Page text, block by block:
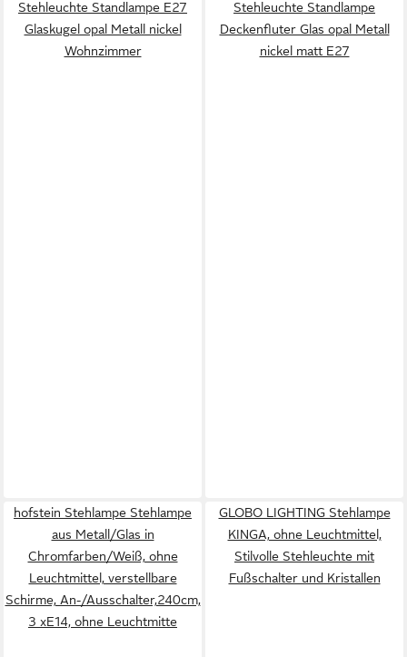
Stehleuchte Standlampe E27
Glaskugel opal Metall nickel
Wohnzimmer
Stehleuchte Standlampe
Deckenfluter Glas opal Metall
nickel matt E27
hofstein Stehlampe Stehlampe
aus Metall/Glas in
Chromfarben/Weiß, ohne
Leuchtmittel, verstellbare
Schirme, An-/Ausschalter,240cm,
3 xE14, ohne Leuchtmitte
GLOBO LIGHTING Stehlampe
KINGA, ohne Leuchtmittel,
Stilvolle Stehleuchte mit
Fußschalter und Kristallen